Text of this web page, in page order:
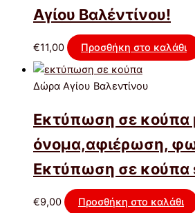
Αγίου Βαλέντίνου!
€11,00 Προσθήκη στο καλάθι
Δώρα Αγίου Βαλεντίνου
Eκτύπωση σε κούπα
όνομα,αφιέρωση,
Εκτύπωση σε κούπα
€9,00 Προσθήκη στο καλάθι